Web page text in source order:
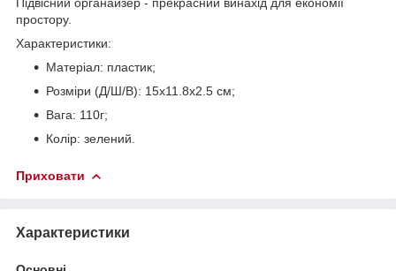
простору.
Характеристики:
Матеріал: пластик;
Розміри (Д/Ш/В): 15х11.8х2.5 см;
Вага: 110г;
Колір: зелений.
Приховати
Характеристики